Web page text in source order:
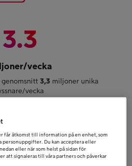
3.3
vecka
3,3miljoner unika
vecka
X
effekten
får åtkomst till information på en enhet, som
personuppgifter. Du kan acceptera eller
eller när som helst på sidan för
att signaleras till våra partners och påverkar